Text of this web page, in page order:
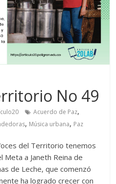
No 49
Acuerdo de Paz,
, Música urbana, Paz
del Territorio tenemos
a Janeth Reina de
de Leche, que comenzó
ha logrado crecer con